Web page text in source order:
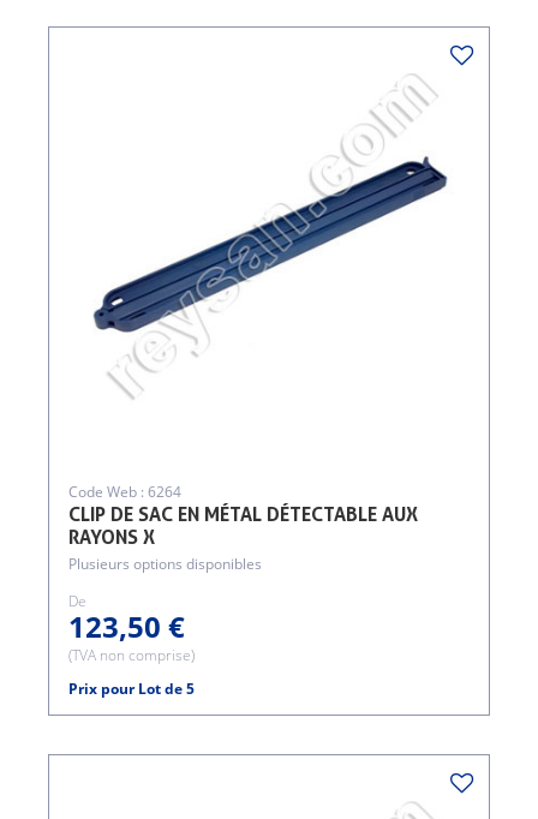
CLIP DE SAC EN MÉTAL DÉTECTABLE AUX
RAYONS X
Code Web : 6264
Plusieurs options disponibles
De
123,50 €
(TVA non comprise)
Prix pour Lot de 5